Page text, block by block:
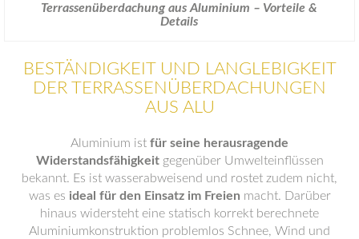
Terrassenüberdachung aus Aluminium – Vorteile &
Details
BESTÄNDIGKEIT UND LANGLEBIGKEIT
DER TERRASSENÜBERDACHUNGEN
AUS ALU
Aluminium ist für seine herausragende
Widerstandsfähigkeitgegenüber Umwelteinflüssen
bekannt. Es ist wasserabweisend und rostet zudem nicht,
was es ideal für den Einsatz im Freien macht. Darüber
hinaus widersteht eine statisch korrekt berechnete
Aluminiumkonstruktion problemlos Schnee, Wind und